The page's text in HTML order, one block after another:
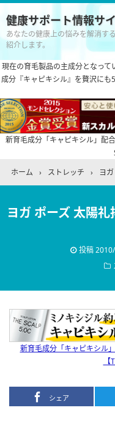
健康サポート情報サ
あなたの健康上の悩みを解消す
紹介します。
現在の育毛製品の主成分となっ
成分『キャピキシル』を贅沢にも
新育毛成分「キャピキシル」配
ホーム
› ストレッチ › ヨ
ヨガ ポーズ 太陽
投稿
新育毛成分「キャピキシル
シェア